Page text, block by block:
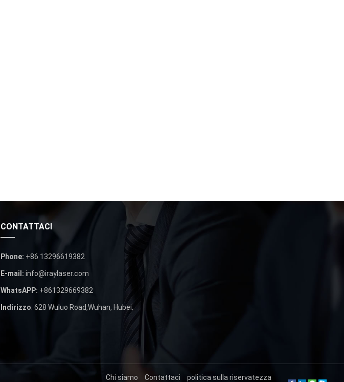
CONTATTACI
Phone: +86 13296619382
E-mail: info@iraylaser.com
WhatsAPP: +861329669382
Indirizzo: 628 Wuluo Road,Wuhan, Hubei.
Chi siamo Contattaci politica sulla riservatezza